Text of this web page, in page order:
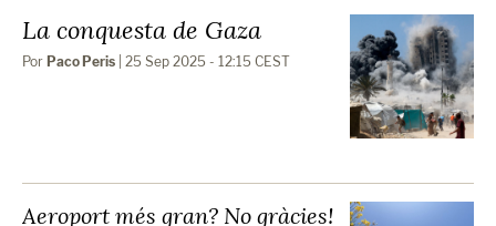
La conquesta de Gaza
Por Paco Peris | 25 Sep 2025 - 12:15 CEST
Aeroport més gran? No gràcies!